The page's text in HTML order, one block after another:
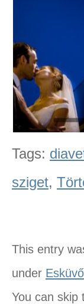
Tags:
sziget,
This entry
under Esküvő
You can skip